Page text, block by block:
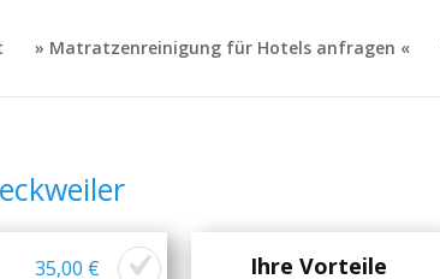
» Matratzenreinigung für Hotels anfragen «
35,00 € Ihre Vorteile